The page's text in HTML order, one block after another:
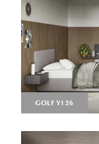
GOLF Y126